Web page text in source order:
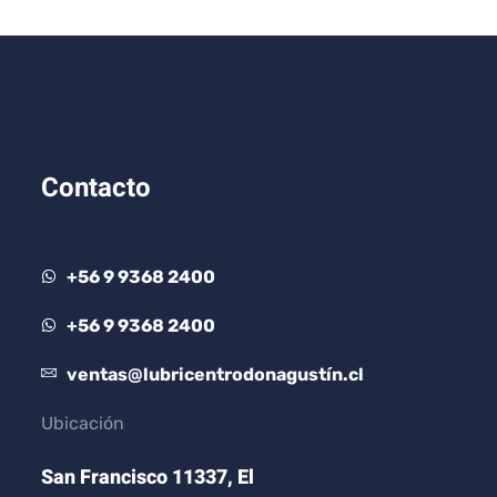
Contacto
+56 9 9368 2400
+56 9 9368 2400
ventas@lubricentrodonagustín.cl
Ubicación
San Francisco 11337, El